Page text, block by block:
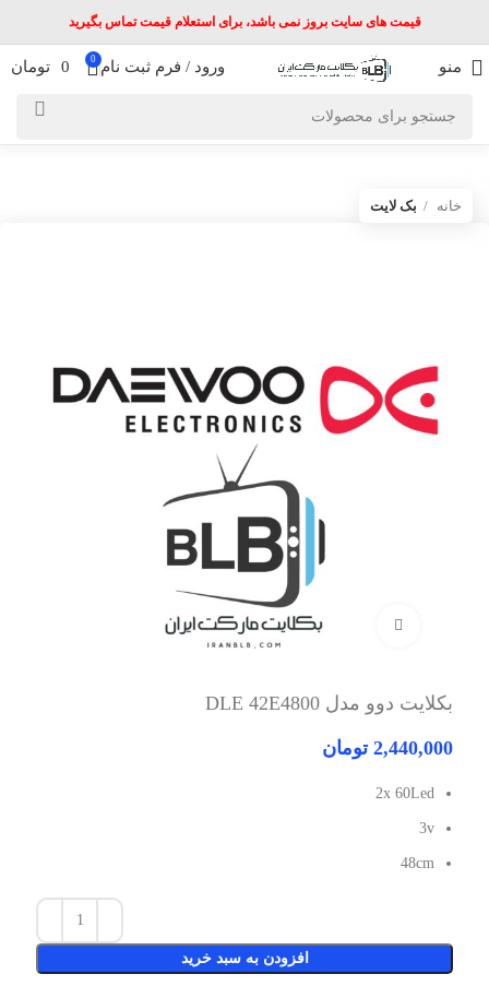
قیمت های سایت بروز نمی باشد، برای استعلام قیمت تماس بگیرید
منو ورود / فرم ثبت نام 0
0 تومان
خانه بک لایت
برای بزرگنمایی کلیک کنید
بکلایت دوو مدل DLE 42E4800
2,440,000 تومان
2x 60Led
3v
48cm
افزودن به سبد خرید